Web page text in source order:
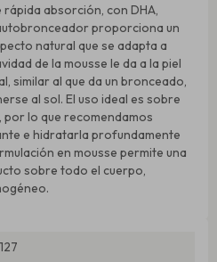
absorción, con DHA,
proporciona un
natural que se adapta a
de la mousse le da a la piel
similar al que da un bronceado,
al sol. El uso ideal es sobre
lo que recomendamos
e hidratarla profundamente
en mousse permite una
sobre todo el cuerpo,